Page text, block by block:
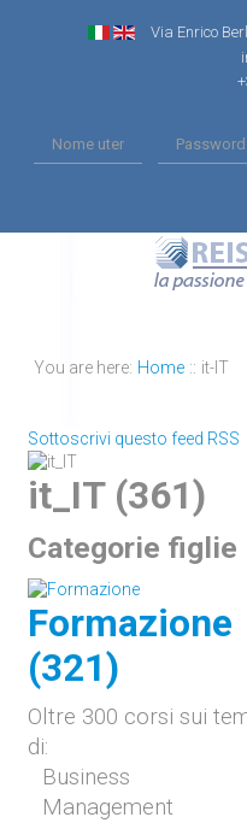
Via Enrico
You are here: Home :: it-IT
Sottoscrivi questo feed RSS
it_IT (361)
Categorie figlie
Formazione
(321)
Oltre 300 corsi sui
di:
Business
Management